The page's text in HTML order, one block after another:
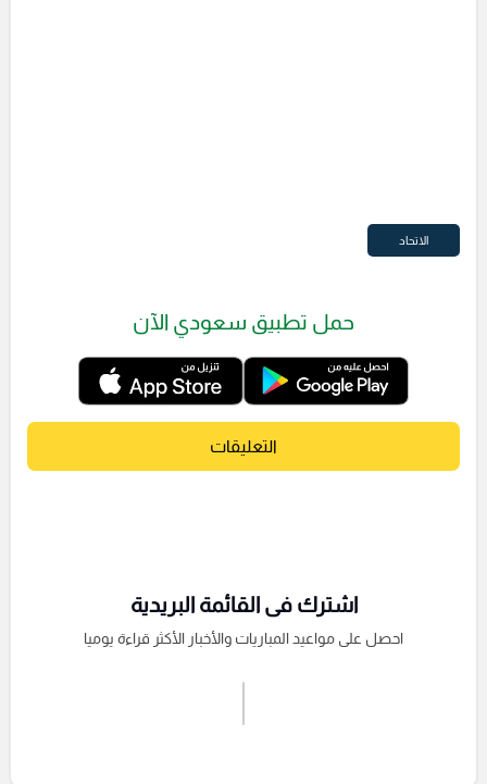
الاتحاد
حمل تطبيق سعودي الآن
التعليقات
اشترك فى القائمة البريدية
احصل على مواعيد المباريات والأخبار الأكثر قراءة يوميا